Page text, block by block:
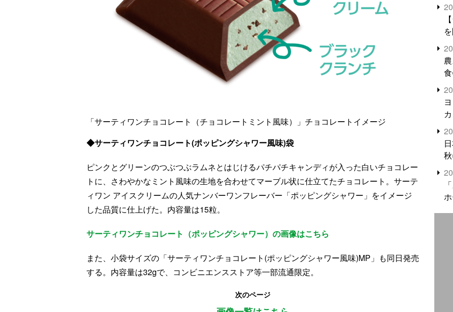
「サーティワンチョコレート（チョコレートミント風味）」チョコレートイメージ
◆サーティワンチョコレート(ポッピングシャワー風味)袋
ピンクとグリーンのつぶつぶラムネとはじけるパチパチキャンディが入った白いチョコレー
トに、さわやかなミント風味の生地を合わせてマーブル状に仕立てたチョコレート。サーテ
ィワン アイスクリームの人気ナンバーワンフレーバー「ポッピングシャワー」をイメージ
した品質に仕上げた。内容量は15粒。
サーティワンチョコレート（ポッピングシャワー）の画像はこちら
また、小袋サイズの「サーティワンチョコレート(ポッピングシャワー風味)MP」も同日発売
する。内容量は32gで、コンビニエンスストア等一部流通限定。
次のページ